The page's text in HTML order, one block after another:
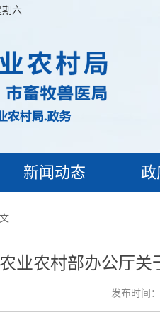
期六
新闻动态 政
农业农村部办公厅关
发布时间